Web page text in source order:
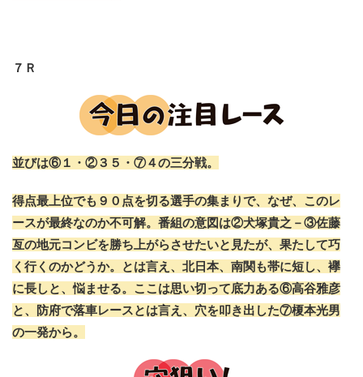
７Ｒ
並びは⑥１・②３５・⑦４の三分戦。
得点最上位でも９０点を切る選手の集まりで、なぜ、このレ
ースが最終なのか不可解。番組の意図は②犬塚貴之－③佐藤
亙の地元コンビを勝ち上がらさせたいと見たが、果たして巧
く行くのかどうか。とは言え、北日本、南関も帯に短し、襷
に長しと、悩ませる。ここは思い切って底力ある⑥高谷雅彦
と、防府で落車レースとは言え、穴を叩き出した⑦榎本光男
の一発から。